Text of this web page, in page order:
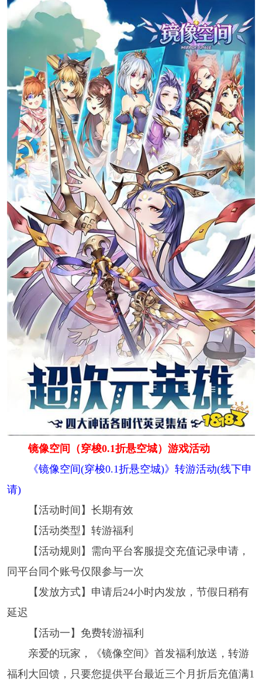
镜像空间（穿梭0.1折悬空城）游戏活动
《镜像空间(穿梭0.1折悬空城)》转游活动(线下申
请)
【活动时间】长期有效
【活动类型】转游福利
【活动规则】需向平台客服提交充值记录申请，
同平台同个账号仅限参与一次
【发放方式】申请后24小时内发放，节假日稍有
延迟
【活动一】免费转游福利
亲爱的玩家，《镜像空间》首发福利放送，转游
福利大回馈，只要您提供平台最近三个月折后充值满1